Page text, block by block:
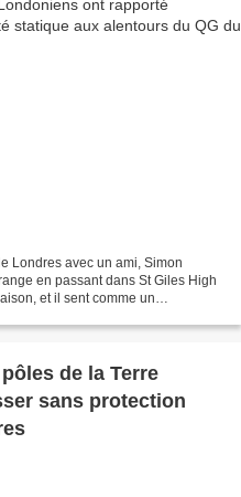
Londres avec un ami, Simon
en passant dans St Giles High
et il sent comme un
de la Terre
sans protection